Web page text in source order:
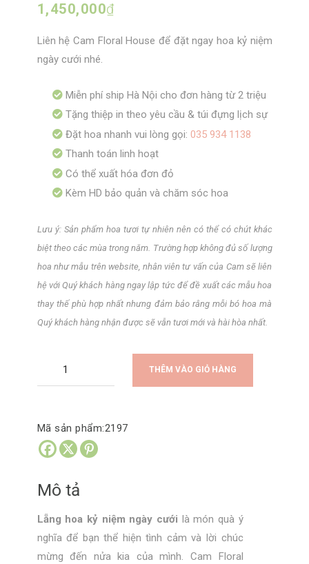
1,450,000₫
Liên hệ Cam Floral House để đặt ngay hoa kỷ niệm
ngày cưới nhé.
Miễn phí ship Hà Nội cho đơn hàng từ 2 triệu
Tặng thiệp in theo yêu cầu & túi đựng lịch sự
Đặt hoa nhanh vui lòng gọi: 035 934 1138
Thanh toán linh hoạt
Có thể xuất hóa đơn đỏ
Kèm HD bảo quản và chăm sóc hoa
Lưu ý: Sản phẩm hoa tươi tự nhiên nên có thể có chút khác
biệt theo các mùa trong năm. Trường hợp không đủ số lượng
hoa như mẫu trên website, nhân viên tư vấn của Cam sẽ liên
hệ với Quý khách hàng ngay lập tức để đề xuất các mẫu hoa
thay thế phù hợp nhất nhưng đảm bảo rằng mỗi bó hoa mà
Quý khách hàng nhận được sẽ vẫn tươi mới và hài hòa nhất.
Cưới
lượng
THÊM VÀO GIỎ HÀNG
Mã sản phẩm:2197
Mô tả
Lẵng hoa kỷ niệm ngày cưới là món quà ý
nghĩa để bạn thể hiện tình cảm và lời chúc
mừng đến nửa kia của mình. Cam Floral